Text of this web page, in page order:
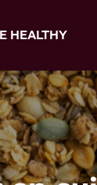
HEALTHY